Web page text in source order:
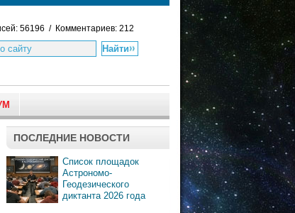
56196 / Комментариев: 212
ПОСЛЕДНИЕ НОВОСТИ
Список площадок
Астрономо-
Геодезического
диктанта 2026 года